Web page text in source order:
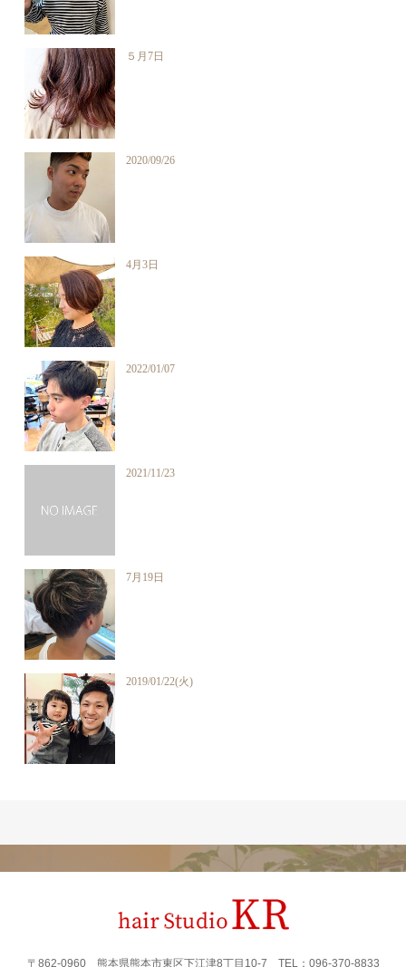
５月7日
2020/09/26
4月3日
2022/01/07
2021/11/23
7月19日
2019/01/22(火)
〒862‐0960 熊本県熊本市東区下江津8丁目10-7 TEL：096-370-8833